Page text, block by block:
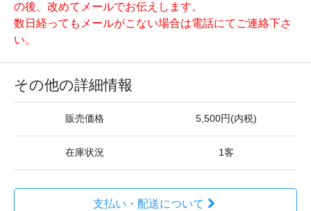
の後、改めてメールでお伝えします。
数日経ってもメールがこない場合は電話にてご連絡下さ
い。
その他の詳細情報
販売価格 5,500円(内税)
在庫状況 1客
支払い・配送について